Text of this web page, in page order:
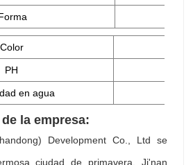
Color
PH
en agua
de la empresa:
Development Co., Ltd se
ciudad de primavera, Ji'nan